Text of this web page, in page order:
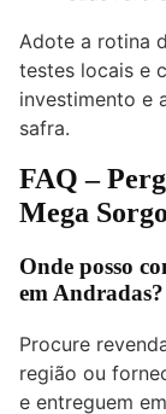
Adote a rotina
testes locais e
investimento e
safra.
FAQ –
Mega
Onde posso
em Andradas?
Procure
região ou
e entreguem